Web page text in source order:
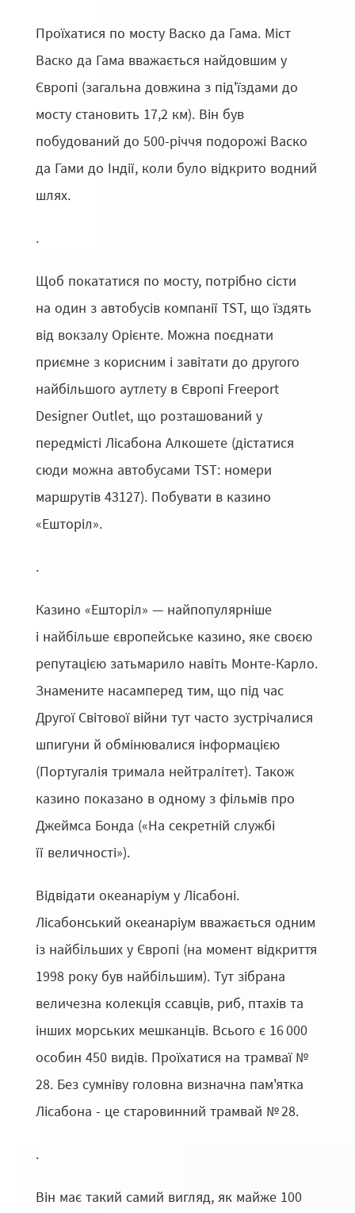
Проїхатися по мосту Васко да Гама. Міст
Васко да Гама вважається найдовшим у
Європі (загальна довжина з під'їздами до
мосту становить 17,2 км). Він був
побудований до 500-річчя подорожі Васко
да Гами до Індії, коли було відкрито водний
шлях.
.
Щоб покататися по мосту, потрібно сісти
на один з автобусів компанії TST, що їздять
від вокзалу Орієнте. Можна поєднати
приємне з корисним і завітати до другого
найбільшого аутлету в Європі Freeport
Designer Outlet, що розташований у
передмісті Лісабона Алкошете (дістатися
сюди можна автобусами TST: номери
маршрутів 43127). Побувати в казино
«Ешторіл».
.
Казино «Ешторіл» — найпопулярніше
і найбільше європейське казино, яке своєю
репутацією затьмарило навіть Монте-Карло.
Знамените насамперед тим, що під час
Другої Світової війни тут часто зустрічалися
шпигуни й обмінювалися інформацією
(Португалія тримала нейтралітет). Також
казино показано в одному з фільмів про
Джеймса Бонда («На секретній службі
її величності»).
Відвідати океанаріум у Лісабоні.
Лісабонський океанаріум вважається одним
із найбільших у Європі (на момент відкриття
1998 року був найбільшим). Тут зібрана
величезна колекція ссавців, риб, птахів та
інших морських мешканців. Всього є 16 000
особин 450 видів. Проїхатися на трамваї №
28. Без сумніву головна визначна пам'ятка
Лісабона - це старовинний трамвай № 28.
.
Він має такий самий вигляд, як майже 100